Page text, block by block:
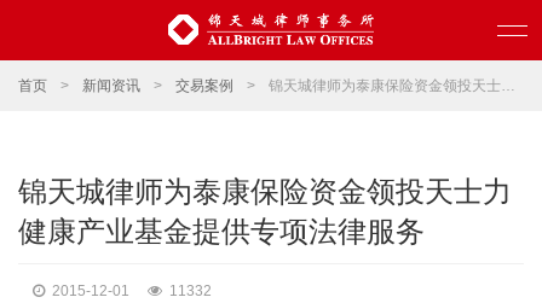
首页 > 新闻资讯 > 交易案例 > 锦天城律师为泰康保险资金领投天士力健康产业基金提供专项法律服务
锦天城律师为泰康保险资金领投天士力
健康产业基金提供专项法律服务
2015-12-01 11332